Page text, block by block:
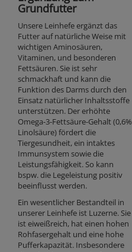
Grundfutter
Unsere Leinhefe ergänzt das
Futter auf natürliche Weise mit
wichtigen Aminosäuren,
Vitaminen, und besonderen
Fettsäuren. Sie ist sehr
schmackhaft und kann die
Funktion des Darms durch den
Einsatz natürlicher Inhaltsstoffe
unterstützen. Der erhöhte
Omega-3-Fettsäure-Gehalt (0,6%
Linolsäure) fördert die
Tiergesundheit, ein intaktes
Immunsystem sowie die
Leistungsfähigkeit. So kann
bspw. die Legeleistung positiv
beeinflusst werden.
Ein wesentlicher Bestandteil in
unserer Leinhefe ist Luzerne. Sie
ist eiweißreich, hat einen hohen
Rohfasergehalt und eine hohe
Pufferkapazität. Insbesondere